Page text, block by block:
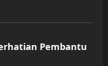
Pembantu